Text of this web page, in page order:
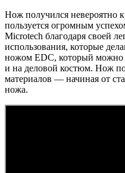
Нож получился невероятно
пользуется огромным
Microtech благодаря своей
использования, которые
ножом EDC, который можно
и на деловой костюм. Нож
материалов — начиная от
ножа.